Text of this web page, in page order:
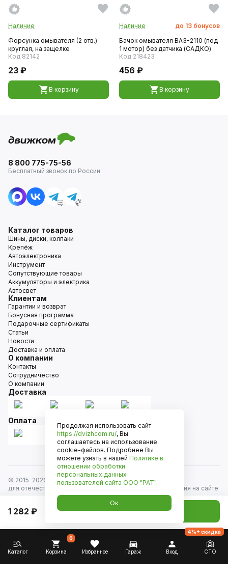
Наличие
Форсунка омывателя (2 отв.)
круглая, на защелке
Код 82142
23 ₽
В корзину
Наличие до 13 бонусов
Бачок омывателя ВАЗ-2110 (под
1 мотор) без датчика (САДКО)
Код 218423
456 ₽
В корзину
1 282 ₽ Добавить в корзину
8 800 775-75-56
Бесплатный звонок по России
Каталог товаров
Шины, диски, колпаки
Крепёж
Автоэлектроника
Инструмент
Сопутствующие товары
Аккумуляторы и электрика
Автосвет
Клиентам
Гарантии и возврат
Бонусная программа
Подарочные сертификаты
Статьи
Новости
Доставка и оплата
О компании
Контакты
Сотрудничество
О компании
Доставка
Оплата
© 2015–2026
Движком — сеть магазинов автозапчастей
для отечественных автомобилей и иномарок. Информация на сайте
носит исключительно информационный характер и не является
публичной офертой, определяемой положениями
ст. 437 Гражданского кодекса РФ. Все права защищены.
Каталог Корзина
0
Избранное Гараж Вход СТО
4%+ скидка
Продолжая использовать сайт
https://dvizhcom.ru/, Вы
соглашаетесь на использование
cookie-файлов. Подробнее Вы
можете узнать в нашей Политике в
отношении обработки
персональных данных
пользователей сайта ООО "РАТ".
Ок